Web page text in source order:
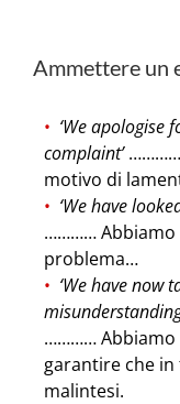
Ammettere un
‘We apologise
complaint’…………
motivo di
‘We have
………… Abbiamo
problema…
‘We have now
………… Abbiamo
garantire che
malintesi.